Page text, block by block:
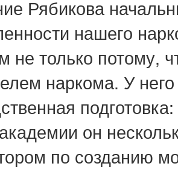
Рябикова
нашего
не только потому,
наркома. У
он
по созданию